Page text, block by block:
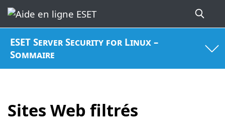
ESET Server Security for Linux –
Sommaire
Sites Web filtrés